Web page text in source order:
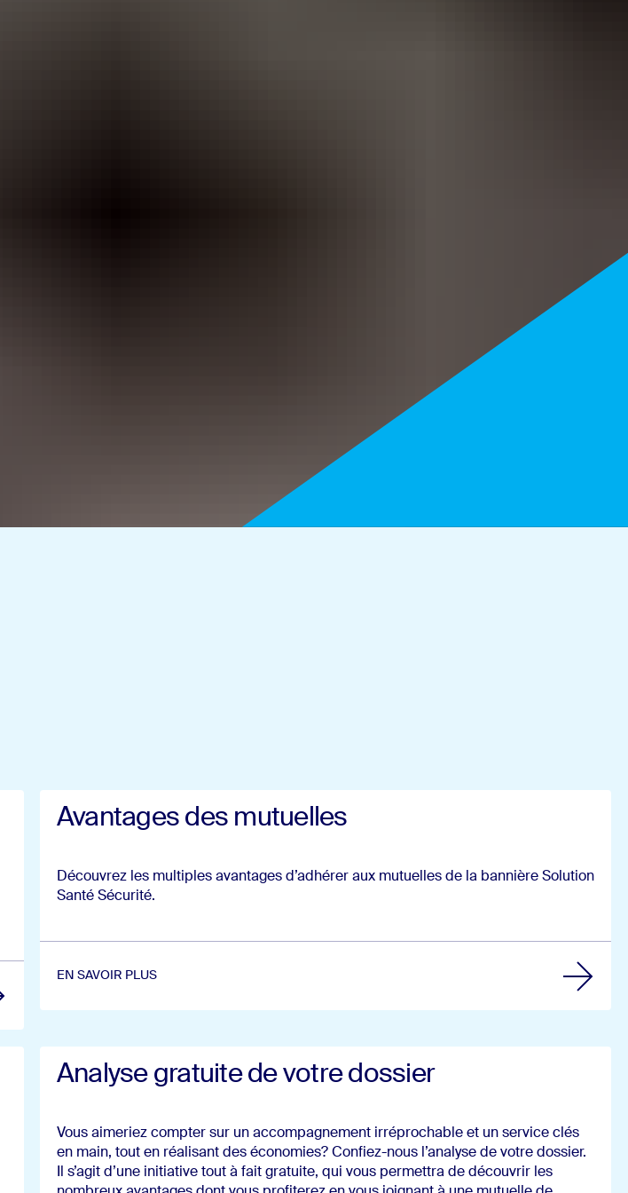
Avantages des mutuelles
Découvrez les multiples avantages d’adhérer aux mutuelles de la bannière Solution
Santé Sécurité.
EN SAVOIR PLUS
Analyse gratuite de votre dossier
Vous aimeriez compter sur un accompagnement irréprochable et un service clés
en main, tout en réalisant des économies? Confiez-nous l’analyse de votre dossier.
Il s’agit d’une initiative tout à fait gratuite, qui vous permettra de découvrir les